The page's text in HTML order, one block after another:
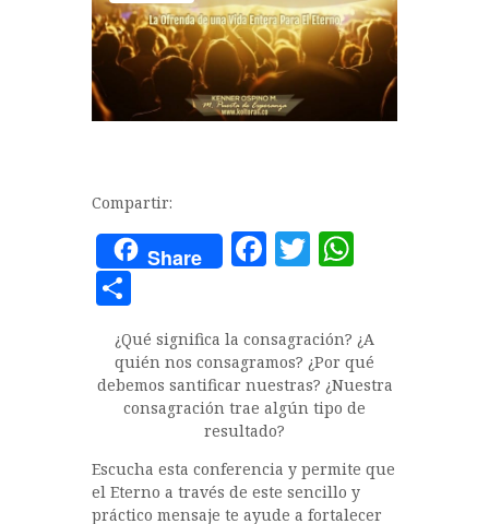
Compartir:
Share F
e
b
o
o
k
T
te
r
s
A
p
p
o
m
p
a
rt
ir
¿Qué significa la consagración? ¿A
quién nos consagramos? ¿Por qué
debemos santificar nuestras? ¿Nuestra
consagración trae algún tipo de
resultado?
Escucha esta conferencia y permite que
el Eterno a través de este sencillo y
práctico mensaje te ayude a fortalecer